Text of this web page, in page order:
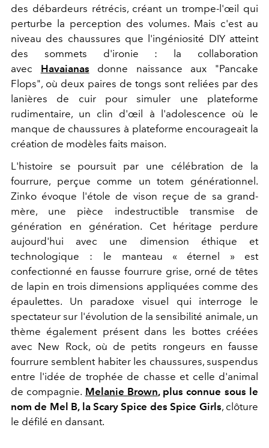
des débardeurs rétrécis, créant un trompe-l'œil qui
perturbe la perception des volumes. Mais c'est au
niveau des chaussures que l'ingéniosité DIY atteint
des sommets d'ironie : la collaboration
avec Havaianas donne naissance aux "Pancake
Flops", où deux paires de tongs sont reliées par des
lanières de cuir pour simuler une plateforme
rudimentaire, un clin d'œil à l'adolescence où le
manque de chaussures à plateforme encourageait la
création de modèles faits maison.
L'histoire se poursuit par une célébration de la
fourrure, perçue comme un totem générationnel.
Zinko évoque l'étole de vison reçue de sa grand-
mère, une pièce indestructible transmise de
génération en génération. Cet héritage perdure
aujourd'hui avec une dimension éthique et
technologique : le manteau « éternel » est
confectionné en fausse fourrure grise, orné de têtes
de lapin en trois dimensions appliquées comme des
épaulettes. Un paradoxe visuel qui interroge le
spectateur sur l'évolution de la sensibilité animale, un
thème également présent dans les bottes créées
avec New Rock, où de petits rongeurs en fausse
fourrure semblent habiter les chaussures, suspendus
entre l'idée de trophée de chasse et celle d'animal
de compagnie. Melanie Brown, plus connue sous le
nom de Mel B, la Scary Spice des Spice Girls, clôture
le défilé en dansant.